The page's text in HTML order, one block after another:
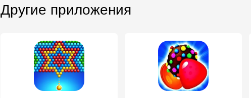
Другие приложения